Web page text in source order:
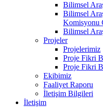
Bilimsel
Bilimsel
Komisyonu
Bilimsel
Projeler
Projelerimiz
Proje Fikri
Proje Fikri
Ekibimiz
Faaliyet Raporu
İletişim Bilgileri
İletişim